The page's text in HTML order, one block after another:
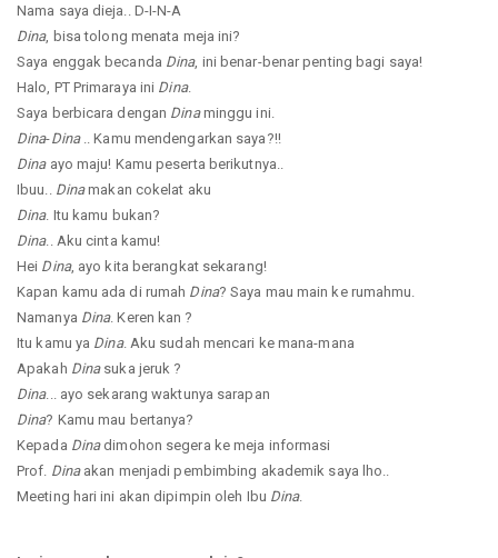
Nama saya dieja.. D-I-N-A
Dina, bisa tolong menata meja ini?
Saya enggak becanda Dina, ini benar-benar penting bagi saya!
Halo, PT Primaraya ini Dina.
Saya berbicara dengan Dinaminggu ini.
Dina-Dina.. Kamu mendengarkan saya?!!
Dinaayo maju! Kamu peserta berikutnya..
Ibuu.. Dinamakan cokelat aku
Dina. Itu kamu bukan?
Dina.. Aku cinta kamu!
Hei Dina, ayo kita berangkat sekarang!
Kapan kamu ada di rumah Dina? Saya mau main ke rumahmu.
Namanya Dina. Keren kan ?
Itu kamu ya Dina. Aku sudah mencari ke mana-mana
Apakah Dinasuka jeruk ?
Dina... ayo sekarang waktunya sarapan
Dina? Kamu mau bertanya?
Kepada Dinadimohon segera ke meja informasi
Prof. Dinaakan menjadi pembimbing akademik saya lho..
Meeting hari ini akan dipimpin oleh Ibu Dina.